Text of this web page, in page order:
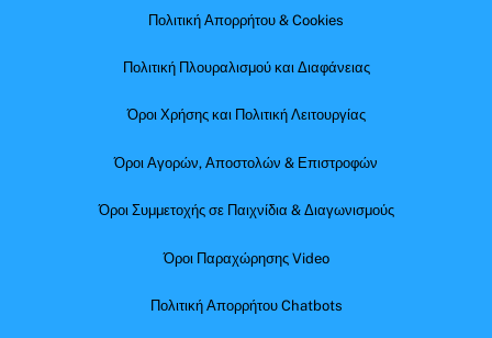
Πολιτική Απορρήτου & Cookies
Πολιτική Πλουραλισμού και Διαφάνειας
Όροι Χρήσης και Πολιτική Λειτουργίας
Όροι Αγορών, Αποστολών & Επιστροφών
Όροι Συμμετοχής σε Παιχνίδια & Διαγωνισμούς
Όροι Παραχώρησης Video
Πολιτική Απορρήτου Chatbots